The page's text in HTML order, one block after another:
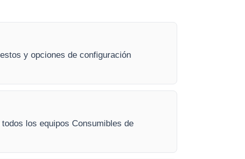
y opciones de configuración
los equipos Consumibles de